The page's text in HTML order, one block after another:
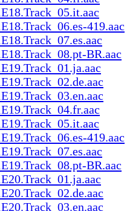
419.aac
BR.aac
419.aac
BR.aac